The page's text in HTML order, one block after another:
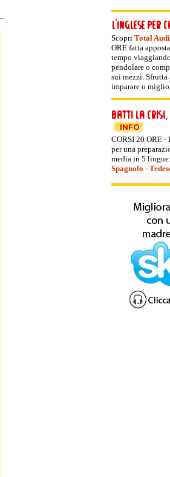
Scopri Total
ORE fatta
tempo
pendolare o
sui mezzi.
imparare o
CORSI 20 ORE
per una
media in 5
Spagnolo -